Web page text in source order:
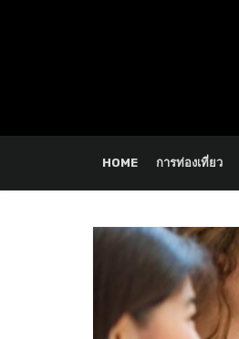
HOME การท่องเที่ยว